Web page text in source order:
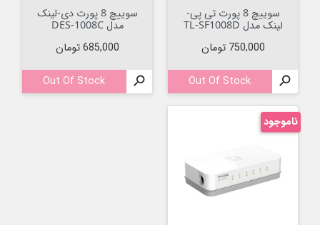
سوییچ 8 پورت تی پی-
لینک مدل TL-SF1008D
قیمت
750,000 تومان

Out Of Stock
سوییچ 8 پورت دی-لینک
مدل DES-1008C
قیمت
685,000 تومان

Out Of Stock
ناموجود